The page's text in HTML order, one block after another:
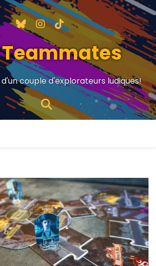
Teammates
d'un couple d'explorateurs ludiques!